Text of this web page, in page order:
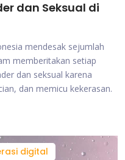
dan Seksual di
mendesak sejumlah
memberitakan setiap
dan seksual karena
dan memicu kekerasan.
digital